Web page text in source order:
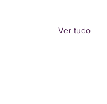
Ver tudo